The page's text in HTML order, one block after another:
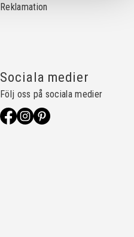
Reklamation
Sociala medier
Följ oss på sociala medier